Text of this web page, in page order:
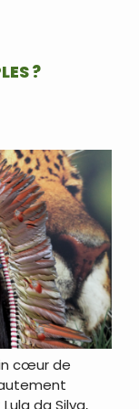
?
cœur de